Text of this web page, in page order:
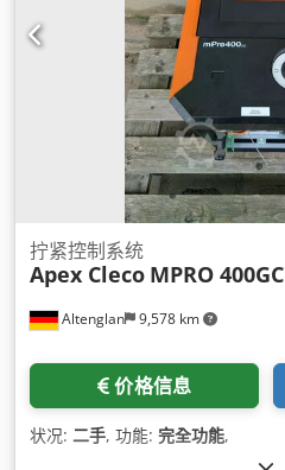
Altenglan 9,578 km
拧紧控制系统
Apex Cleco MPRO 400GC
价格信息
状况: 二手, 功能: 完全功能,